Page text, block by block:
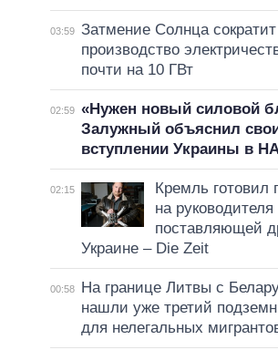
03:59 Затмение Солнца сократит
производство
почти на 10 ГВт
02:59 «Нужен новый силовой
Залужный объяснил
вступлении Украины в
02:15
Кремль готовил
на
поставляющей
Украине – Die Zeit
00:58
На границе Литвы с
нашли уже третий
для нелегальных